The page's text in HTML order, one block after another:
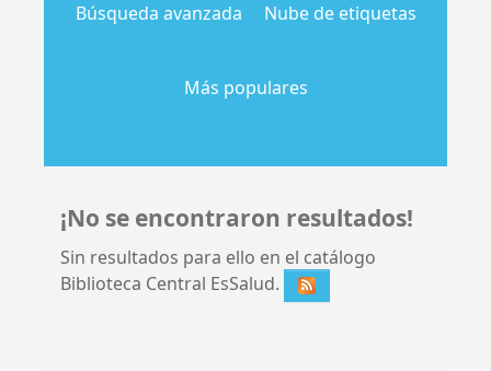
Búsqueda avanzada Nube de etiquetas
Más populares
¡No se encontraron resultados!
Sin resultados para ello en el catálogo
Biblioteca Central EsSalud.